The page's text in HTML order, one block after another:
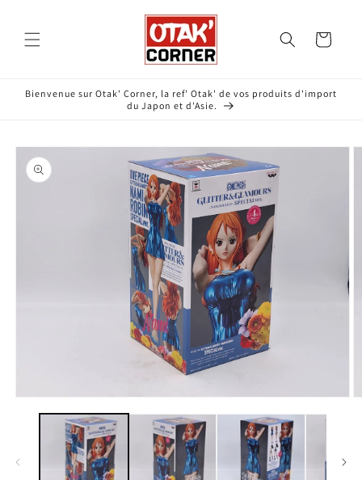
au
contenu
Panier
Bienvenue sur Otak' Corner, la ref' Otak' de vos produits d'import
du Japon et d'Asie.
Passer aux
informations
produits
une